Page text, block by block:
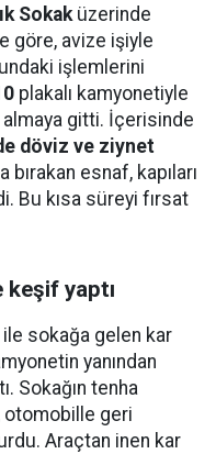
Sokak üzerinde
göre, avize işiyle
işlemlerini
plakalı kamyonetiyle
gitti. İçerisinde
döviz ve ziynet
bırakan esnaf, kapıları
Bu kısa süreyi fırsat
keşif yaptı
ile sokağa gelen kar
yanından
Sokağın tenha
otomobille geri
Araçtan inen kar